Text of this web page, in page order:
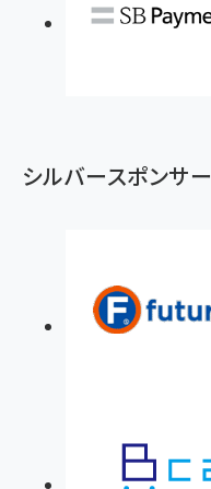
シルバースポンサー